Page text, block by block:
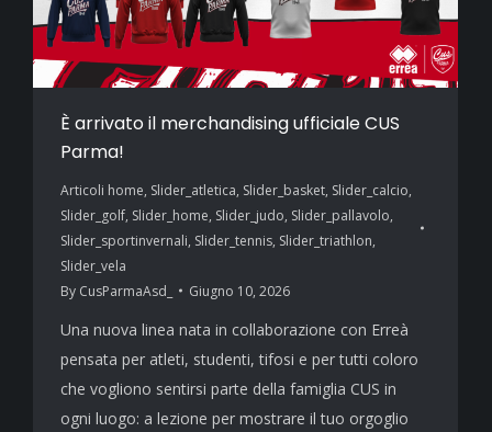
È arrivato il merchandising ufficiale CUS
Parma!
Articoli home, Slider_atletica, Slider_basket, Slider_calcio,
Slider_golf, Slider_home, Slider_judo, Slider_pallavolo,
Slider_sportinvernali, Slider_tennis, Slider_triathlon,
Slider_vela
By CusParmaAsd_ Giugno 10, 2026
Una nuova linea nata in collaborazione con Erreà
pensata per atleti, studenti, tifosi e per tutti coloro
che vogliono sentirsi parte della famiglia CUS in
ogni luogo: a lezione per mostrare il tuo orgoglio